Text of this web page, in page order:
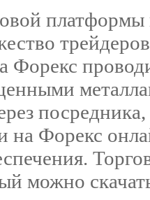
Форекс
на Форекс
можно